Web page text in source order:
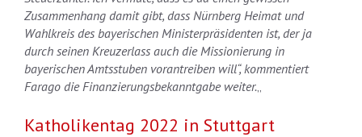
Zusammenhang damit gibt, dass Nürnberg Heimat und
Wahlkreis des bayerischen Ministerpräsidenten ist, der ja
durch seinen Kreuzerlass auch die Missionierung in
bayerischen Amtsstuben vorantreiben will“, kommentiert
Farago die Finanzierungsbekanntgabe weiter.„
Katholikentag 2022 in Stuttgart